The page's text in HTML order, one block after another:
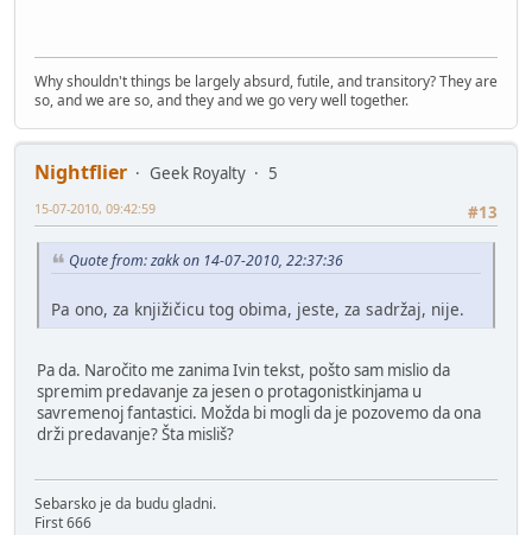
Why shouldn't things be largely absurd, futile, and transitory? They are
so, and we are so, and they and we go very well together.
Nightflier Geek Royalty
5
#13
15-07-2010, 09:42:59
Quote from: zakk on 14-07-2010, 22:37:36
Pa ono, za knjižičicu tog obima, jeste, za sadržaj, nije.
Pa da. Naročito me zanima Ivin tekst, pošto sam mislio da
spremim predavanje za jesen o protagonistkinjama u
savremenoj fantastici. Možda bi mogli da je pozovemo da ona
drži predavanje? Šta misliš?
Sebarsko je da budu gladni.
First 666